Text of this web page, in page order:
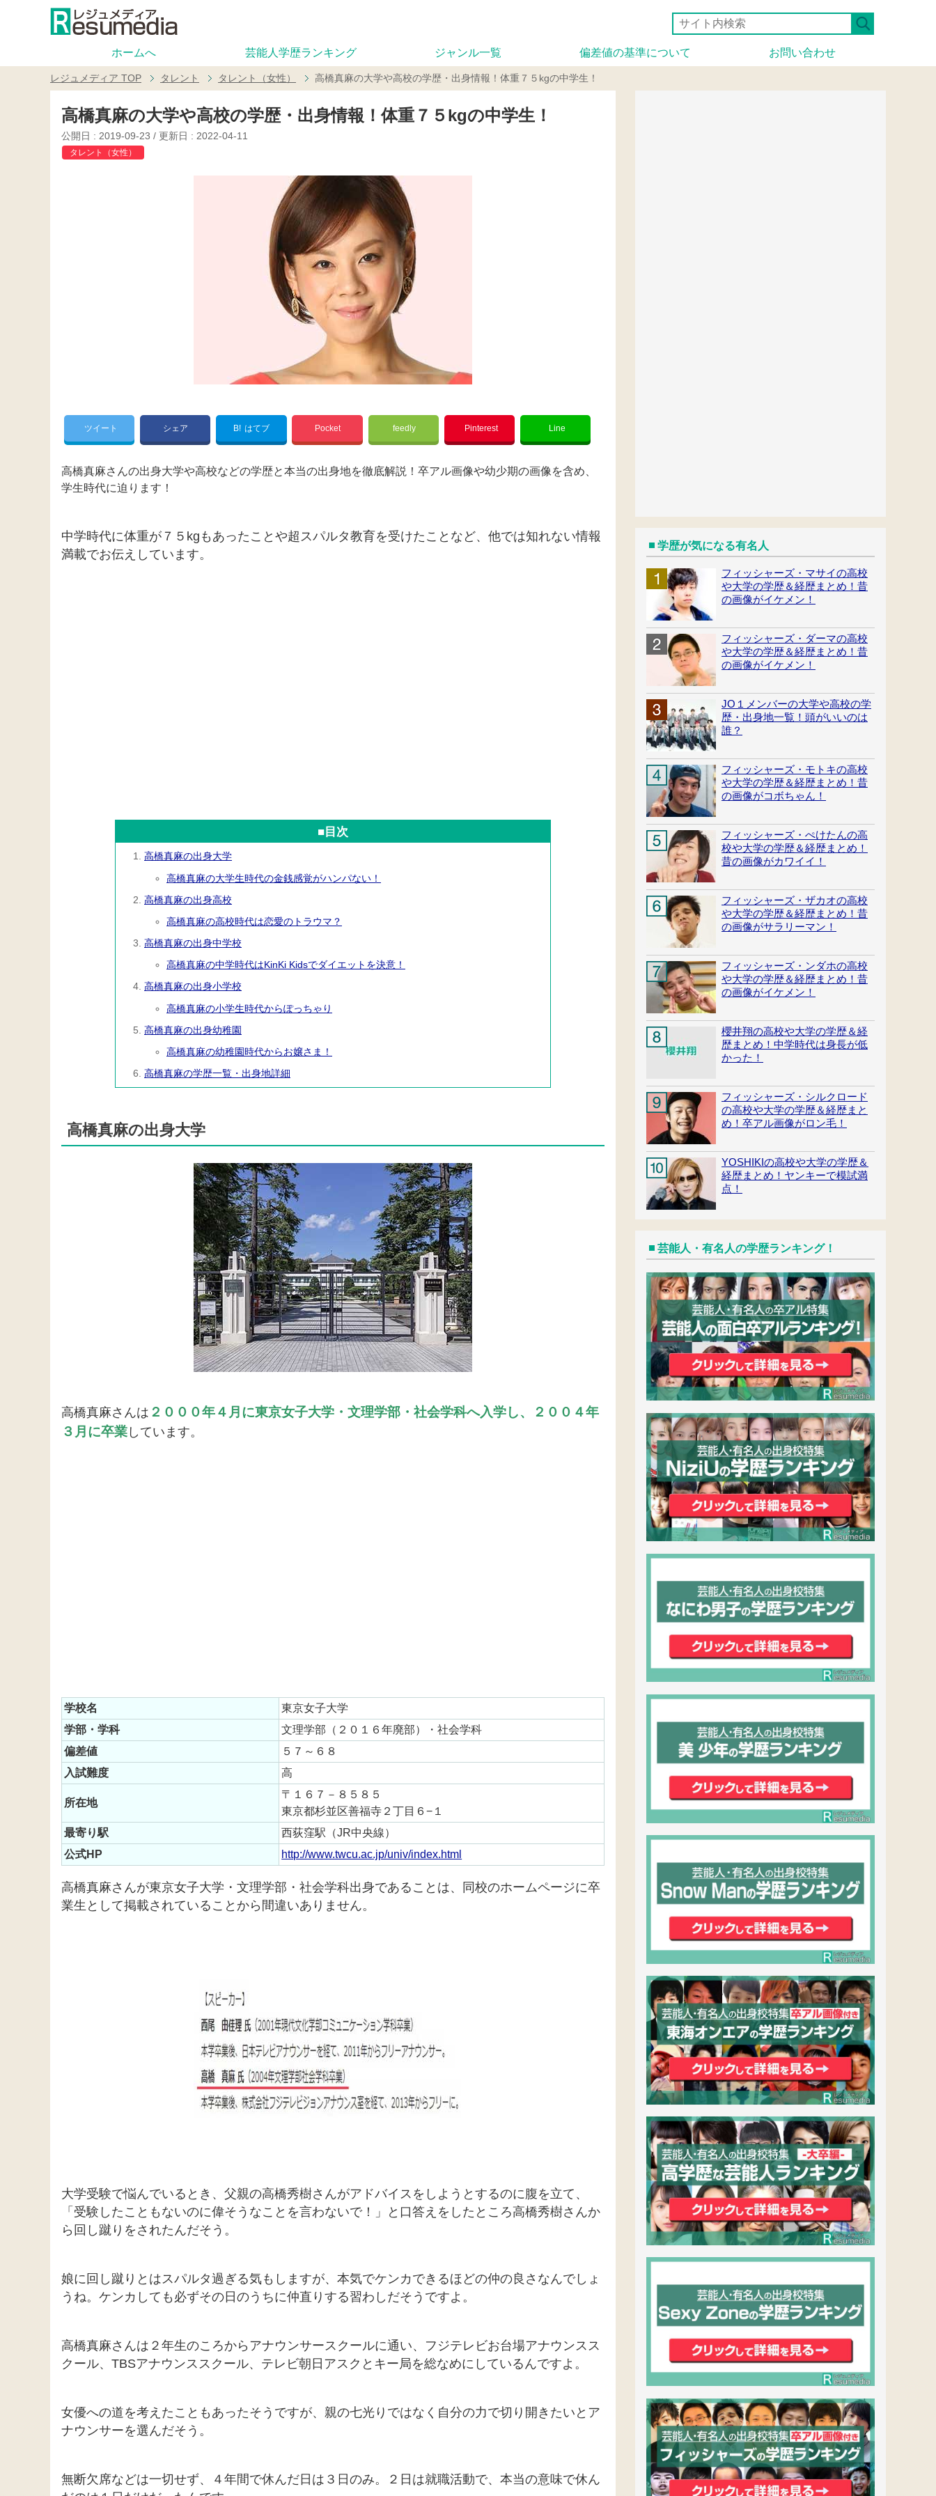
ホームへ 芸能人学歴ランキング ジャンル一覧 偏差値の基準について お問い合わせ
レジュメディア TOP タレント タレント（女性） 高橋真麻の大学や高校の学歴・出身情報！体重７５kgの中学生！
高橋真麻の大学や高校の学歴・出身情報！体重７５kgの中学生！
公開日 : 2019-09-23 / 更新日 : 2022-04-11
タレント（女性）
ツイート シェア B! はてブ Pocket feedly Pinterest Line
高橋真麻さんの出身大学や高校などの学歴と本当の出身地を徹底解説！卒アル画像や幼少期の画像を含め、
学生時代に迫ります！
中学時代に体重が７５kgもあったことや超スパルタ教育を受けたことなど、他では知れない情報
満載でお伝えしています。
■目次
高橋真麻の出身大学
高橋真麻の大学生時代の金銭感覚がハンパない！
高橋真麻の出身高校
高橋真麻の高校時代は恋愛のトラウマ？
高橋真麻の出身中学校
高橋真麻の中学時代はKinKi Kidsでダイエットを決意！
高橋真麻の出身小学校
高橋真麻の小学生時代からぽっちゃり
高橋真麻の出身幼稚園
高橋真麻の幼稚園時代からお嬢さま！
高橋真麻の学歴一覧・出身地詳細
高橋真麻の出身大学
高橋真麻さんは ２０００年４月に東京女子大学・文理学部・社会学科へ入学し、２００４年
３月に卒業 しています。
学校名
東京女子大学
学部・学科
文理学部（２０１６年廃部）・社会学科
偏差値
５７～６８
入試難度
高
所在地
〒１６７－８５８５
東京都杉並区善福寺２丁目６−１
最寄り駅
西荻窪駅（JR中央線）
公式HP
http://www.twcu.ac.jp/univ/index.html
高橋真麻さんが東京女子大学・文理学部・社会学科出身であることは、同校のホームページに卒
業生として掲載されていることから間違いありません。
大学受験で悩んでいるとき、父親の高橋秀樹さんがアドバイスをしようとするのに腹を立て、
「受験したこともないのに偉そうなことを言わないで！」と口答えをしたところ高橋秀樹さんか
ら回し蹴りをされたんだそう。
娘に回し蹴りとはスパルタ過ぎる気もしますが、本気でケンカできるほどの仲の良さなんでしょ
うね。ケンカしても必ずその日のうちに仲直りする習わしだそうですよ。
高橋真麻さんは２年生のころからアナウンサースクールに通い、フジテレビお台場アナウンスス
クール、TBSアナウンススクール、テレビ朝日アスクとキー局を総なめにしているんですよ。
女優への道を考えたこともあったそうですが、親の七光りではなく自分の力で切り開きたいとア
ナウンサーを選んだそう。
無断欠席などは一切せず、４年間で休んだ日は３日のみ。２日は就職活動で、本当の意味で休ん
学歴が気になる有名人
フィッシャーズ・マサイの高校
や大学の学歴＆経歴まとめ！昔
の画像がイケメン！
フィッシャーズ・ダーマの高校
や大学の学歴＆経歴まとめ！昔
の画像がイケメン！
JO１メンバーの大学や高校の学
歴・出身地一覧！頭がいいのは
誰？
フィッシャーズ・モトキの高校
や大学の学歴＆経歴まとめ！昔
の画像がコボちゃん！
フィッシャーズ・ぺけたんの高
校や大学の学歴＆経歴まとめ！
昔の画像がカワイイ！
フィッシャーズ・ザカオの高校
や大学の学歴＆経歴まとめ！昔
の画像がサラリーマン！
フィッシャーズ・ンダホの高校
や大学の学歴＆経歴まとめ！昔
の画像がイケメン！
櫻井翔の高校や大学の学歴＆経
歴まとめ！中学時代は身長が低
かった！
フィッシャーズ・シルクロード
の高校や大学の学歴＆経歴まと
め！卒アル画像がロン毛！
YOSHIKIの高校や大学の学歴＆
経歴まとめ！ヤンキーで模試満
点！
芸能人・有名人の学歴ランキング！